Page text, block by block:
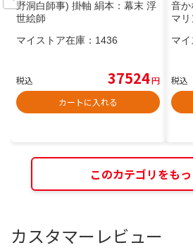
野洞白師事) 掛軸 絹本：幕末 浮
世絵師
マイストア在庫： 1436
税込 37524円
カートに入れる
音か
マリ
マイ
税込
このカテゴリをも
カスタマーレビュー